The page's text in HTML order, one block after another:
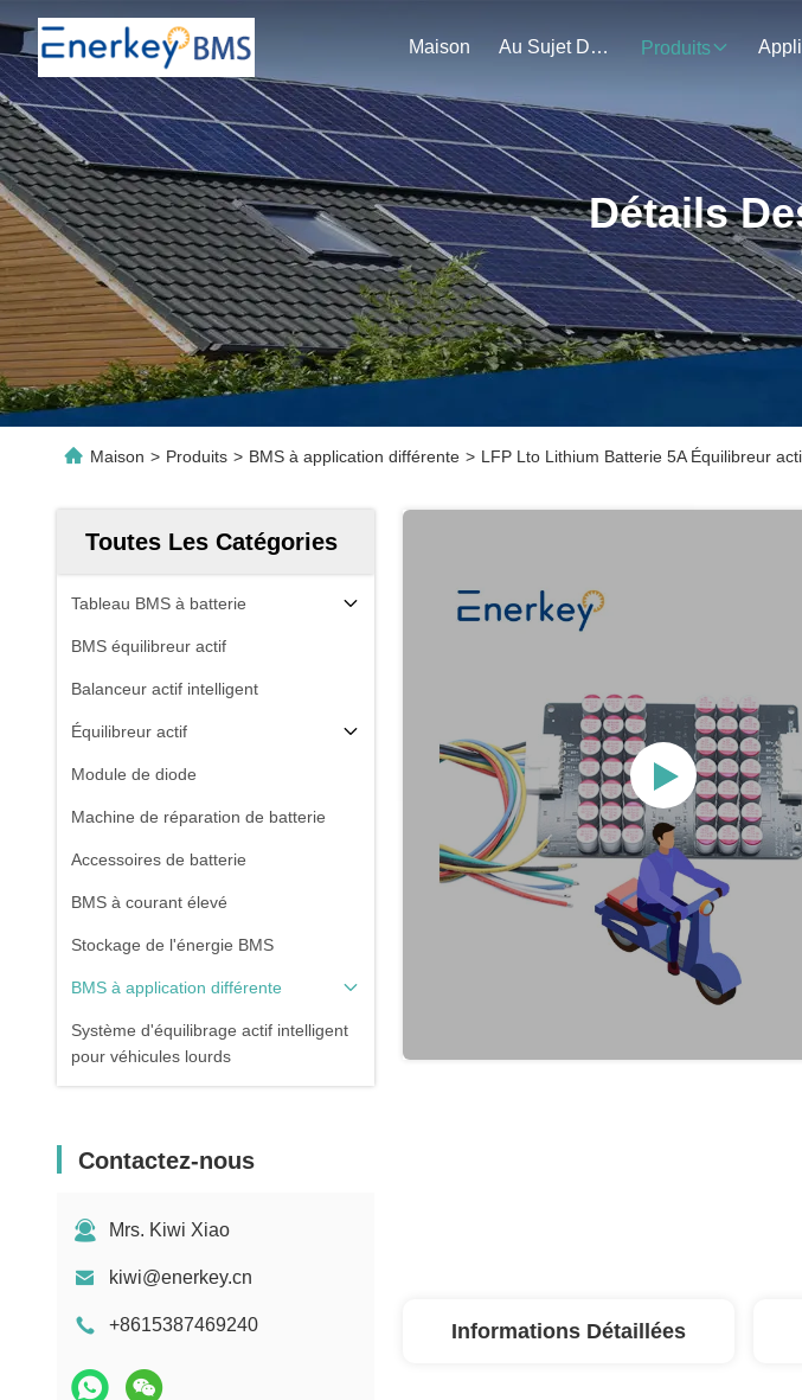
Maison Au Sujet De Nous Produits
Détails
Maison > Produits > BMS à application différente > LFP Lto Lithium Batterie 5A Équilibreur
Toutes Les Catégories
Tableau BMS à batterie
BMS équilibreur actif
Balanceur actif intelligent
Équilibreur actif
Module de diode
Machine de réparation de batterie
Accessoires de batterie
BMS à courant élevé
Stockage de l'énergie BMS
BMS à application différente
Système d'équilibrage actif intelligent
pour véhicules lourds
Contactez-nous
Mrs. Kiwi Xiao
kiwi@enerkey.cn
+8615387469240 Informations Détaillées